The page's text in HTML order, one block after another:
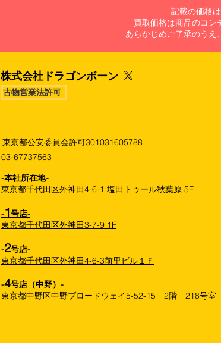
記載の価格
買取価格は商品のコン
あらかじめご了承のうえ
株式会社​ドラゴンボーン
古物営業法許可
東京都公安委員会許可301031605788
03-67737563
​-本社所在地-
東京都千代田区外神田4-6-1 塩田トゥール秋葉原 5F
-1号店-
東京都千代田区外神田3-7-9 1F
-2号店-
東京都千代田区外神田4-6-3前里ビル１Ｆ
-4号店（中野）-
東京都中野区中野ブロードウェイ5-52-15 2階 218号室